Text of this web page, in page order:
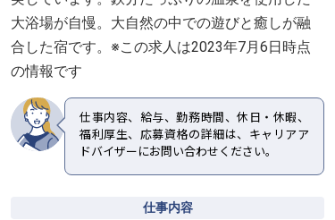
大浴場が自慢。大自然の中での遊びと癒しが融
合した宿です。※この求人は2023年7月6日時点
の情報です
仕事内容、給与、勤務時間、休日・休暇、
福利厚生、応募資格の詳細は、キャリアア
ドバイザーにお問い合わせください。
仕事内容